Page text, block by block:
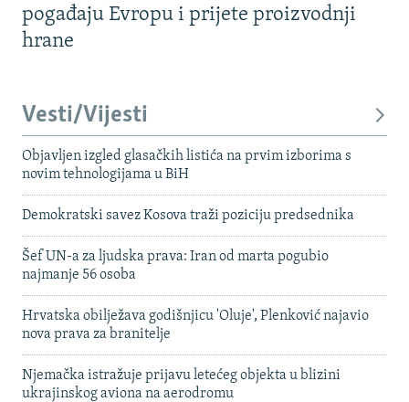
pogađaju Evropu i prijete proizvodnji
hrane
Vesti/Vijesti
Objavljen izgled glasačkih listića na prvim izborima s
novim tehnologijama u BiH
Demokratski savez Kosova traži poziciju predsednika
Šef UN-a za ljudska prava: Iran od marta pogubio
najmanje 56 osoba
Hrvatska obilježava godišnjicu 'Oluje', Plenković najavio
nova prava za branitelje
Njemačka istražuje prijavu letećeg objekta u blizini
ukrajinskog aviona na aerodromu